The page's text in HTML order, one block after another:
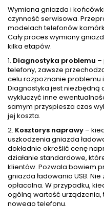
Wymiana gniazda i
czynność serwisowa.
modelach telefonów
Cały proces wymiany
kilka etapów.
1. Diagnostyka problemu –
telefony, zawsze
celu rozpoznanie problemu
Diagnostyka jest niezbędną
wykluczyć inne
samym przyspiesza czas
jej koszta.
2. Kosztorys naprawy –
uszkodzenia gniazda
dokładnie określić cenę
działanie standardowe,
klientów. Pozwala bowiem
gniazda ładowania USB.
opłacalna. W przypadku,
ogólną wartość urządzenia,
nowego telefonu.